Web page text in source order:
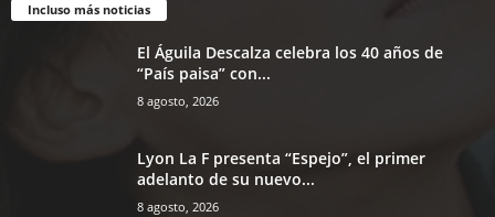
Incluso más noticias
El Águila Descalza celebra los 40 años de
“País paisa” con...
8 agosto, 2026
Lyon La F presenta “Espejo”, el primer
adelanto de su nuevo...
8 agosto, 2026